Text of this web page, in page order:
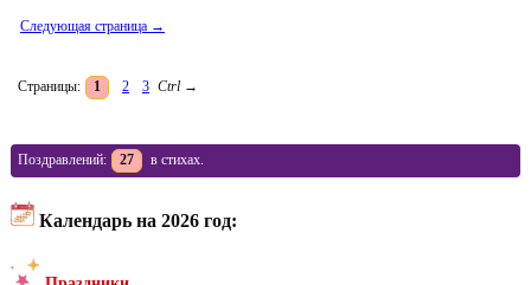
Следующая страница →
Страницы: 1 2 3 Ctrl →
Поздравлений: 27 в стихах.
Календарь на 2026 год: